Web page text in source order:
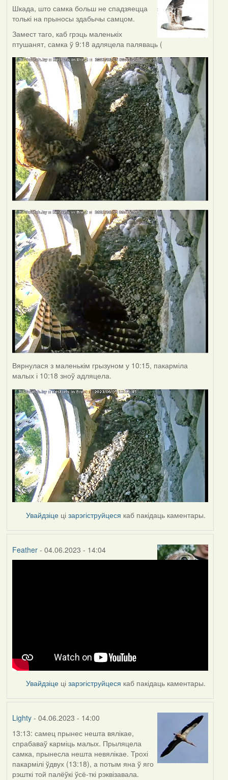
Шкада, што самка больш не спадзяецца
толькі на прыносы здабычы самцом.
Замест таго, каб грэць маленькіх
птушанят, самка ў 9:18 адляцела паляваць (
Вярнулася з маленькім грызуном у 10:15, пакарміла
малых і 10:18 зноў адляцела.
Увайдзіце цізарэгіструйцеся каб пакідаць каментары.
Feather- 04.06.2023 - 14:04
Увайдзіце цізарэгіструйцеся каб пакідаць каментары.
Lighty- 04.06.2023 - 14:00
13:13: самец прынес нешта вялікае,
спрабаваў карміць малых. Прыляцела
самка, прынесла нешта невялікае. Трохі
пакармілі ўдвух (13:18), а потым яна ў яго
рэшткі той палёўкі ўсё-ткі рэквізавала.